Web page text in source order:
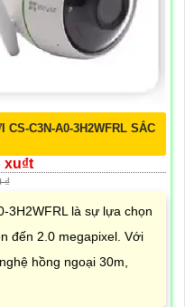
CS-C3N-A0-3H2WFRL SẮC
xu₫t
₫
3H2WFRL là sự lựa chọn
đến 2.0 megapixel. Với
hồng ngoại 30m,